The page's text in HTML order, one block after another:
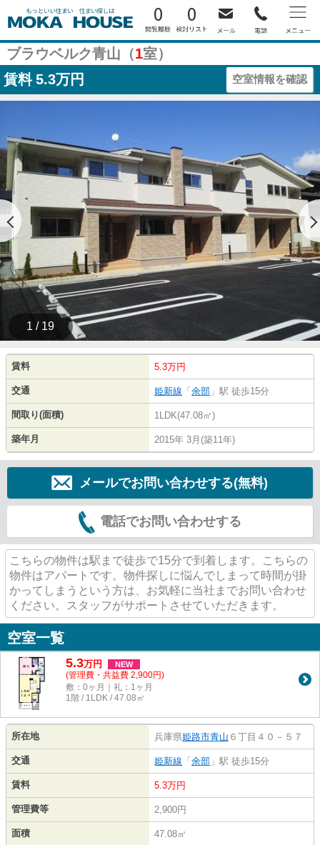
0 0
ブラウベルク青山（1室）
賃料 5.3万円 空室情報を確認
1 / 19
賃料 5.3万円
交通 姫新線 「 余部 」駅 徒歩15分
間取り(面積) 1LDK(47.08㎡)
築年月 2015年 3月(築11年)
メールでお問い合わせする(無料)
電話でお問い合わせする
こちらの物件は駅まで徒歩で15分で到着します。こちらの
物件はアパートです。物件探しに悩んでしまって時間が掛
かってしまうという方は、お気軽に当社までお問い合わせ
ください。スタッフがサポートさせていただきます。
空室一覧
5.3万円 NEW
(管理費・共益費 2,900円)
敷：0ヶ月｜礼：1ヶ月
1階 / 1LDK / 47.08㎡
所在地 兵庫県姫路市青山 ６丁目４０－５７
交通 姫新線 「 余部 」駅 徒歩15分
賃料 5.3万円
管理費等 2,900円
面積 47.08㎡